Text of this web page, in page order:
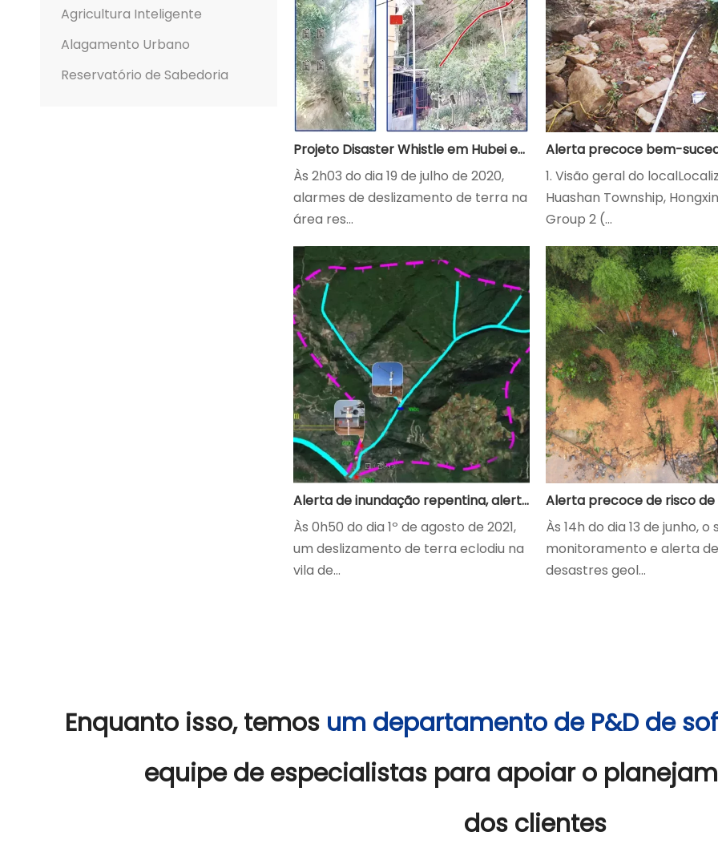
Agricultura Inteligente
Alagamento Urbano
Reservatório de Sabedoria
Projeto Disaster Whistle em Hubei emite com sucesso alerta antecipado para perigos geológicos
Às 2h03 do dia 19 de julho de 2020,
alarmes de deslizamento de terra na
área res...
1. Visão geral do
Huashan Township,
Group 2 (...
Alerta de inundação repentina, alerta precoce bem-sucedido e defesa eficaz
Às 0h50 do dia 1º de agosto de 2021,
um deslizamento de terra eclodiu na
vila de...
Às 14h do dia 13 de junho,
monitoramento e alerta de
desastres geol...
Enquanto isso, temos um departamento de P&D de
equipe de especialistas para apoiar o
dos clientes